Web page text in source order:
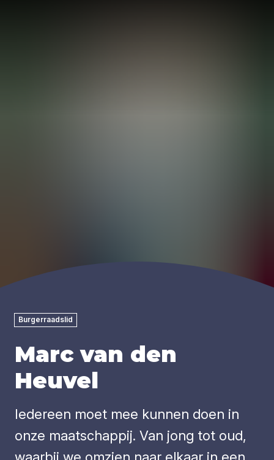
Burgerraadslid
Marc van den
Heuvel
Iedereen moet mee kunnen doen in
onze maatschappij. Van jong tot oud,
waarbij we omzien naar elkaar in een